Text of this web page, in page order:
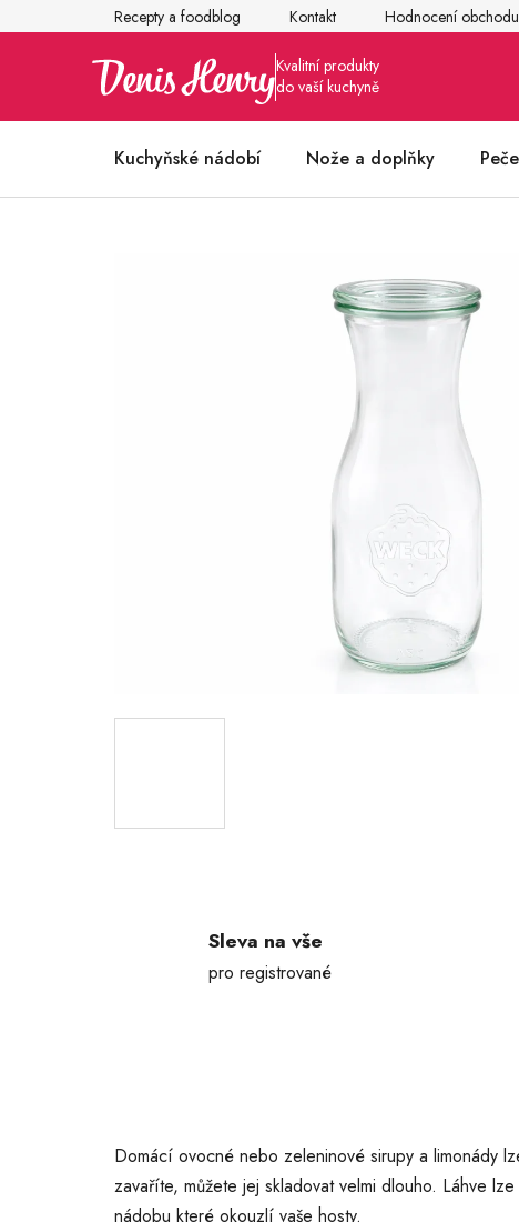
na
Recepty a foodblog Kontakt Hodnocení obchodu
Kuchyňské nádobí Nože a doplňky
Sleva na vše
pro registrované
Domácí ovocné nebo zeleninové sirupy a limonády
zavaříte, můžete jej skladovat velmi dlouho. Láhve
nádobu které okouzlí vaše hosty.